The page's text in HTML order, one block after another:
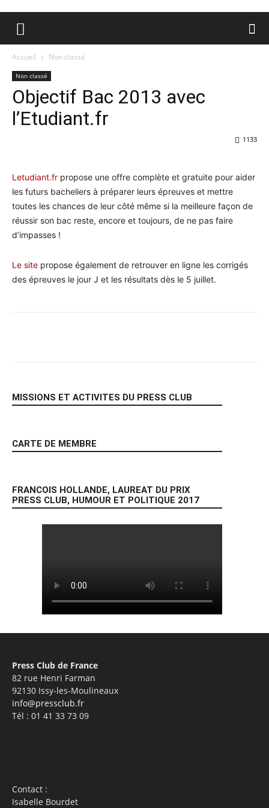
Accueil Non classé
Non classé
Objectif Bac 2013 avec
l’Etudiant.fr
1133
Letudiant.fr propose une offre complète et gratuite pour aider
les futurs bacheliers à préparer leurs épreuves et mettre
toutes les chances de leur côté même si la meilleure façon de
réussir son bac reste, encore et toujours, de ne pas faire
d’impasses !
Le site propose également de retrouver en ligne les corrigés
des épreuves le jour J et les résultats dès le 5 juillet.
MISSIONS ET ACTIVITES DU PRESS CLUB
CARTE DE MEMBRE
FRANCOIS HOLLANDE, LAUREAT DU PRIX
PRESS CLUB, HUMOUR ET POLITIQUE 2017
Press Club de France
82 rue Henri Farman
92130 Issy-les-Moulineaux
info@pressclub.fr
Tél : 01 41 33 73 09
Contact :
Isabelle Bourdet